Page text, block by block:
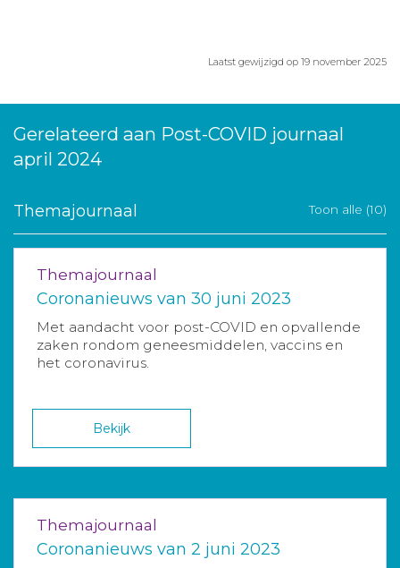
Laatst gewijzigd op 19 november 2025
Gerelateerd aan Post-COVID journaal
april 2024
Themajournaal Toon alle (10)
Themajournaal
Coronanieuws van 30 juni 2023
Met aandacht voor post-COVID en opvallende
zaken rondom geneesmiddelen, vaccins en
het coronavirus.
Bekijk
Themajournaal
Coronanieuws van 2 juni 2023